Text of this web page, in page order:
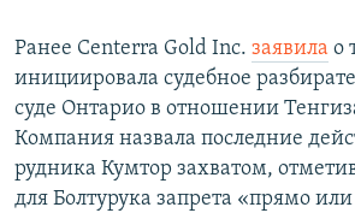
Ранее Centerra Gold Inc. заявила о
инициировала судебное
суде Онтарио в отношении
Компания назвала последние
рудника Кумтор захватом,
для Болтурука запрета «прямо